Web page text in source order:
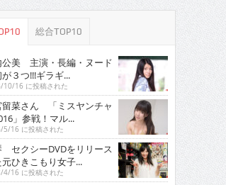
総合TOP10
公美 主演・長編・ヌード
３つ!!!ギラギ...
10/16 に投稿された
留菜さん 「ミスヤンチャ
」参戦！マル...
5/16 に投稿された
セクシーDVDをリリース
元ひきこもり女子...
4/16 に投稿された